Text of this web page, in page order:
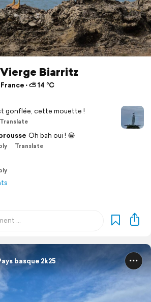
Biarritz
⋅ ⛅ 14 °C
gonflée, cette mouette !
Translate
Oh bah oui ! 😂
Translate
basque 2k25